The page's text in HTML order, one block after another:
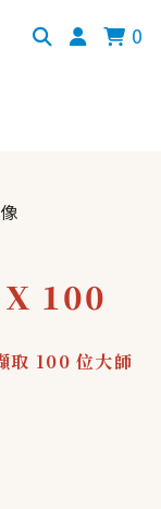
0
X 100
取 100 位大師